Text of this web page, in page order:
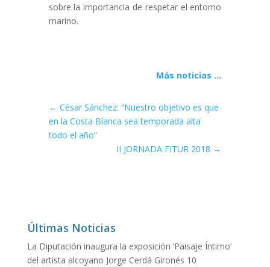
sobre la importancia de respetar el entorno
marino.
Más noticias ...
← César Sánchez: “Nuestro objetivo es que
en la Costa Blanca sea temporada alta
todo el año”
II JORNADA FITUR 2018 →
Últimas Noticias
La Diputación inaugura la exposición ‘Paisaje Íntimo’
del artista alcoyano Jorge Cerdá Gironés 10